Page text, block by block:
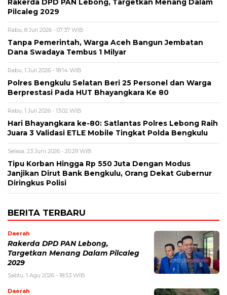
Rakerda DPD PAN Lebong, Targetkan Menang Dalam
Pilcaleg 2029
Rabu, 8 Juli 2026 - 07:37 WIB
Tanpa Pemerintah, Warga Aceh Bangun Jembatan
Dana Swadaya Tembus 1 Milyar
Rabu, 1 Juli 2026 - 18:14 WIB
Polres Bengkulu Selatan Beri 25 Personel dan Warga
Berprestasi Pada HUT Bhayangkara Ke 80
Rabu, 1 Juli 2026 - 13:02 WIB
Hari Bhayangkara ke-80: Satlantas Polres Lebong Raih
Juara 3 Validasi ETLE Mobile Tingkat Polda Bengkulu
Selasa, 23 Juni 2026 - 20:29 WIB
Tipu Korban Hingga Rp 550 Juta Dengan Modus
Janjikan Dirut Bank Bengkulu, Orang Dekat Gubernur
Diringkus Polisi
BERITA TERBARU
Daerah
Rakerda DPD PAN Lebong,
Targetkan Menang Dalam Pilcaleg
2029
Sabtu, 1 Agu 2026 - 18:53 WIB
Daerah